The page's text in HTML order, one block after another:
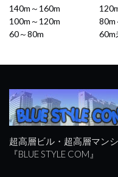
140m～160m
100m～120m
80m
60～80m
60m
超高層ビル・超高層マン
『BLUE STYLE COM』